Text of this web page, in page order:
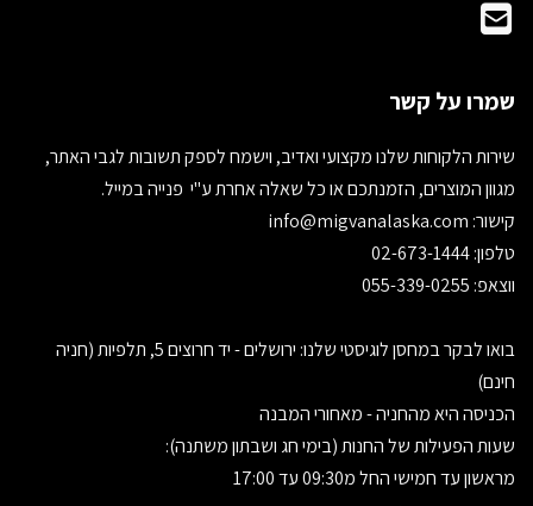
שמרו על קשר
שירות הלקוחות שלנו מקצועי ואדיב, וישמח לספק תשובות לגבי האתר,
מגוון המוצרים, הזמנתכם או כל שאלה אחרת ע"י פנייה במייל.
קישור:
טלפון: 02-673-1444
ווצאפ: 055-339-0255
בואו לבקר במחסן לוגיסטי שלנו: ירושלים - יד חרוצים 5, תלפיות (חניה
חינם)
הכניסה היא מהחניה - מאחורי המבנה
שעות הפעילות של החנות (בימי חג ושבתון משתנה):
מראשון עד חמישי החל מ09:30 עד 17:00